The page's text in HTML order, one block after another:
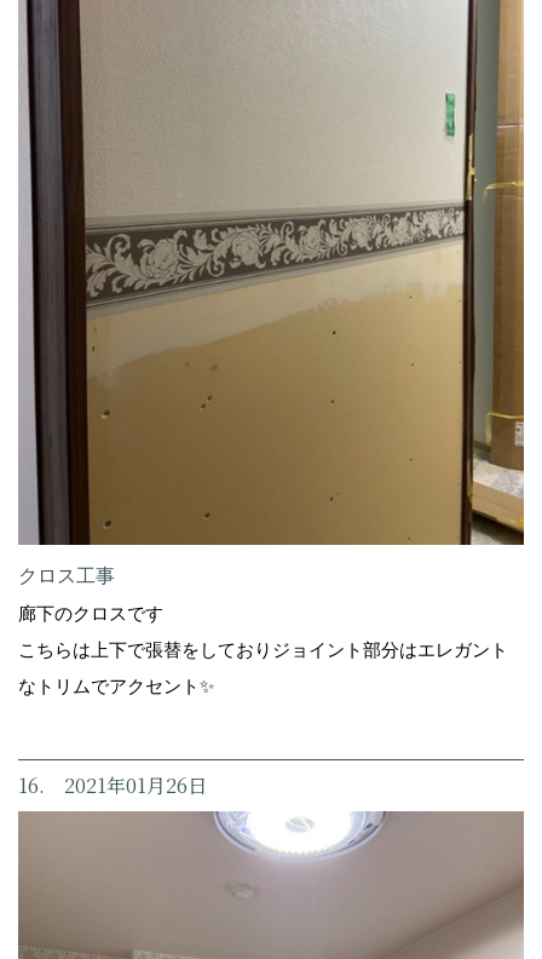
クロス工事
廊下のクロスです
こちらは上下で張替をしておりジョイント部分はエレガント
なトリムでアクセント✨
16. 2021年01月26日